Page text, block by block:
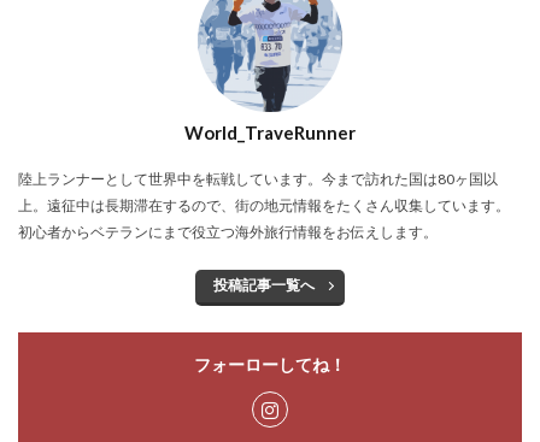
World_TraveRunner
陸上ランナーとして世界中を転戦しています。今まで訪れた国は80ヶ国以
上。遠征中は長期滞在するので、街の地元情報をたくさん収集しています。
初心者からベテランにまで役立つ海外旅行情報をお伝えします。
投稿記事一覧へ
フォーローしてね！